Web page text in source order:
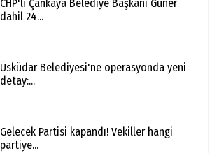
CHP'li Çankaya Belediye Başkanı Güner
dahil 24...
Üsküdar Belediyesi'ne operasyonda yeni
detay:...
Gelecek Partisi kapandı! Vekiller hangi
partiye...